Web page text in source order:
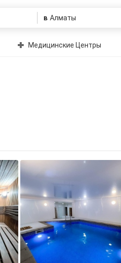
в
Медицинские Центры